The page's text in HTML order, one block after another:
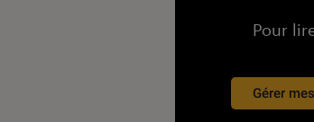
Pour
Gérer